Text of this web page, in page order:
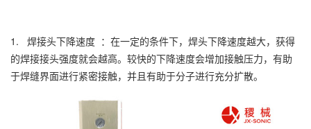
1. 焊接头下降速度 ：在一定的条件下，焊头下降速度越大，获得
的焊接接头强度就会越高。较快的下降速度会增加接触压力，有助
于焊缝界面进行紧密接触，并且有助于分子进行充分扩散。